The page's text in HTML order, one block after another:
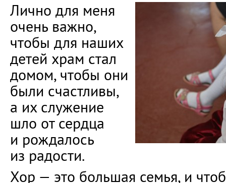
Лично для меня
очень важно,
чтобы для наших
детей храм стал
домом, чтобы они
были счастливы,
а их служение
шло от сердца
и рождалось
из радости.
Хор — это большая семья, и